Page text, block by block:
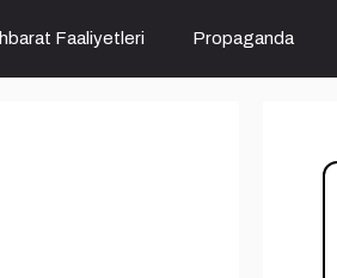
Faaliyetleri Propaganda